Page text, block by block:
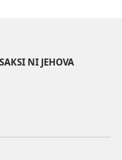
sa
sa
NI JEHOVA